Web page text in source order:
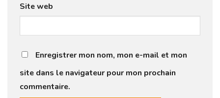
Site web
Enregistrer mon nom, mon e-mail et mon
site dans le navigateur pour mon prochain
commentaire.